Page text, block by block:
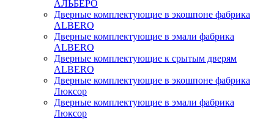
АЛЬБЕРО
Дверные комплектующие в экошпоне фабрика
ALBERO
Дверные комплектующие в эмали фабрика
ALBERO
Дверные комплектующие к срытым дверям
ALBERO
Дверные комплектующие в экошпоне фабрика
Люксор
Дверные комплектующие в эмали фабрика
Люксор